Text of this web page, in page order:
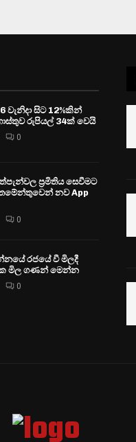
වැනිදා සිට 12%කින්
රුපියල් 34ක් වෙයි
0
ප්‍රමිතිය සෙවීමට
නව App
0
රජයේ වී මිලදී
මිල ගණන් මෙන්න
0